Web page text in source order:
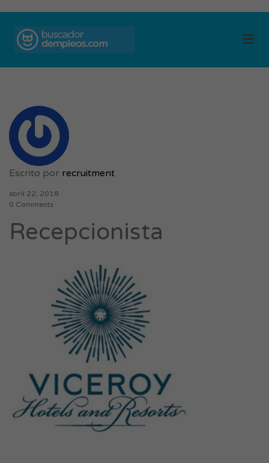
Escrito por recruitment
abril 22, 2018
0 Comments
Recepcionista